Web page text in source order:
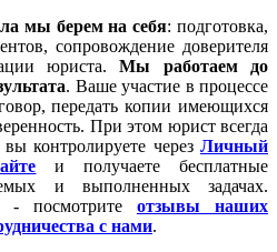
мы берем на себя: подготовка,
сопровождение доверителя
юриста.Мы работаем
до
. Ваше участие в процессе
передать копии имеющихся
При этом юрист всегда
контролируете через Личный
и получаете бесплатные
и выполненных задачах.
- посмотрите отзывы наших
с нами.